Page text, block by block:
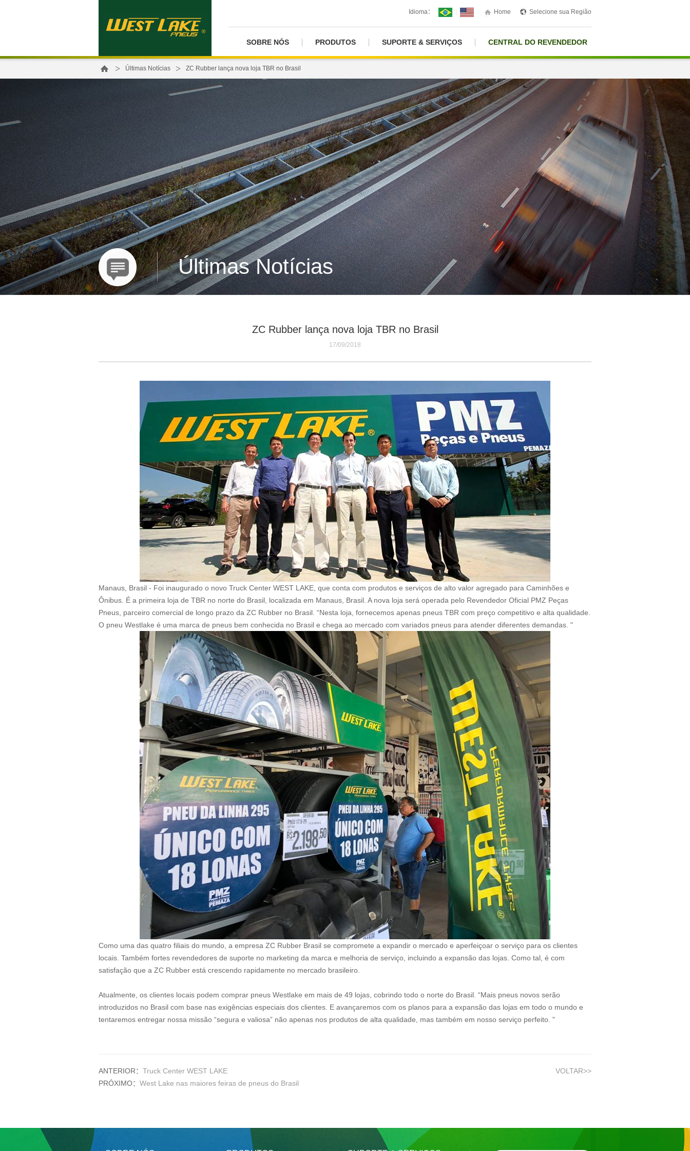
Idioma： Home Selecione sua Região
SOBRE NÓS PRODUTOS SUPORTE & SERVIÇOS CENTRAL DO REVENDEDOR
> Últimas Notícias > ZC Rubber lança nova loja TBR no Brasil
Últimas Notícias
ZC Rubber lança nova loja TBR no Brasil
17/09/2018
Manaus, Brasil - Foi inaugurado o novo Truck Center WEST LAKE, que conta com produtos e serviços de alto valor agregado para Caminhões e
Ônibus. É a primeira loja de TBR no norte do Brasil, localizada em Manaus, Brasil. A nova loja será operada pelo Revendedor Oficial PMZ Peças
Pneus, parceiro comercial de longo prazo da ZC Rubber no Brasil. “Nesta loja, fornecemos apenas pneus TBR com preço competitivo e alta qualidade.
O pneu Westlake é uma marca de pneus bem conhecida no Brasil e chega ao mercado com variados pneus para atender diferentes demandas. "
Como uma das quatro filiais do mundo, a empresa ZC Rubber Brasil se compromete a expandir o mercado e aperfeiçoar o serviço para os clientes
locais. Também fortes revendedores de suporte no marketing da marca e melhoria de serviço, incluindo a expansão das lojas. Como tal, é com
satisfação que a ZC Rubber está crescendo rapidamente no mercado brasileiro.
Atualmente, os clientes locais podem comprar pneus Westlake em mais de 49 lojas, cobrindo todo o norte do Brasil. “Mais pneus novos serão
introduzidos no Brasil com base nas exigências especiais dos clientes. E avançaremos com os planos para a expansão das lojas em todo o mundo e
tentaremos entregar nossa missão “segura e valiosa” não apenas nos produtos de alta qualidade, mas também em nosso serviço perfeito. "
VOLTAR>>
ANTERIOR： Truck Center WEST LAKE
PRÓXIMO： West Lake nas maiores feiras de pneus do Brasil